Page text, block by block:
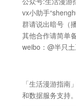
vx小助手
群请说出暗号（
其他合作请简单
weibo：@半只
「生活漫游指南
和数据服务支持。